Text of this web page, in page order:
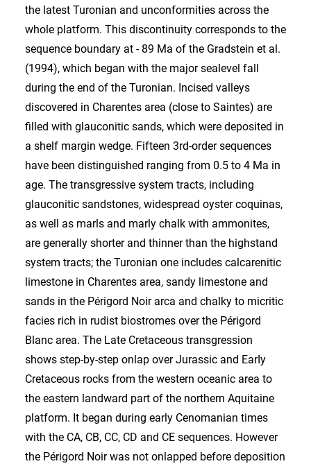
the latest Turonian and unconformities across the
whole platform. This discontinuity corresponds to the
sequence boundary at - 89 Ma of the Gradstein et al.
(1994), which began with the major sealevel fall
during the end of the Turonian. Incised valleys
discovered in Charentes area (close to Saintes) are
filled with glauconitic sands, which were deposited in
a shelf margin wedge. Fifteen 3rd-order sequences
have been distinguished ranging from 0.5 to 4 Ma in
age. The transgressive system tracts, including
glauconitic sandstones, widespread oyster coquinas,
as well as marls and marly chalk with ammonites,
are generally shorter and thinner than the highstand
system tracts; the Turonian one includes calcarenitic
limestone in Charentes area, sandy limestone and
sands in the Périgord Noir arca and chalky to micritic
facies rich in rudist biostromes over the Périgord
Blanc area. The Late Cretaceous transgression
shows step-by-step onlap over Jurassic and EarIy
Cretaceous rocks from the western oceanic area to
the eastern landward part of the northern Aquitaine
platform. It began during early Cenomanian times
with the CA, CB, CC, CD and CE sequences. However
the Périgord Noir was not onlapped before deposition